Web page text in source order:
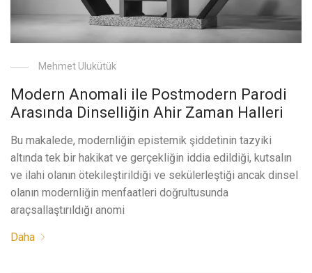
Mehmet Ulukütük
Modern Anomali ile Postmodern Parodi
Arasında Dinselliğin Ahir Zaman Halleri
Bu makalede, modernliğin epistemik şiddetinin tazyiki
altında tek bir hakikat ve gerçekliğin iddia edildiği, kutsalın
ve ilahi olanın ötekileştirildiği ve sekülerleştiği ancak dinsel
olanın modernliğin menfaatleri doğrultusunda
araçsallaştırıldığı anomi
Daha